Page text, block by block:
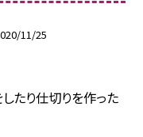
11/25
たり仕切りを作った